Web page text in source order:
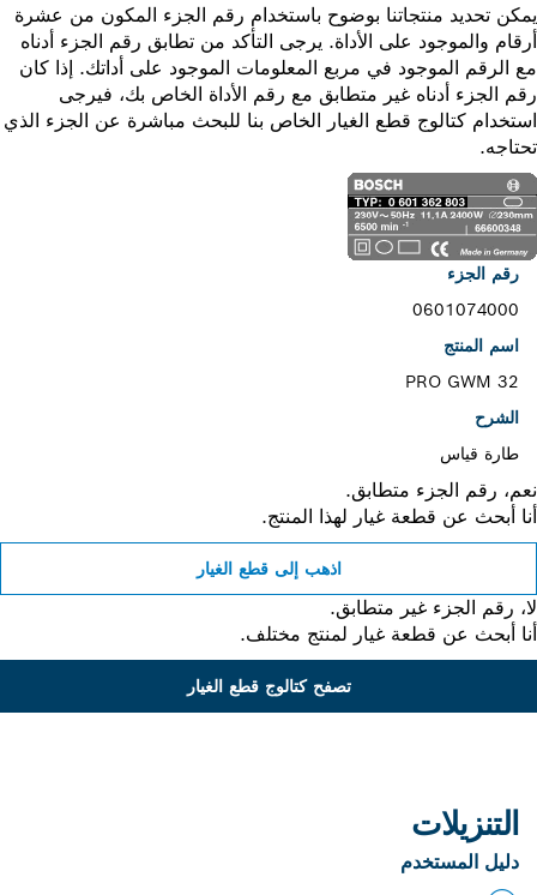
تحديد منتجاتنا بوضوح باستخدام رقم الجزء المكون من عشرة
والموجود على الأداة. يرجى التأكد من تطابق رقم الجزء أدناه
الرقم الموجود في مربع المعلومات الموجود على أداتك. إذا كان
الجزء أدناه غير متطابق مع رقم الأداة الخاص بك، فيرجى
كتالوج قطع الغيار الخاص بنا للبحث مباشرة عن الجزء الذي
رقم الجزء
0601074000
اسم المنتج
PRO GWM 32
الشرح
طارة قياس
رقم الجزء متطابق.
أبحث عن قطعة غيار لهذا المنتج.
اذهب إلى قطع الغيار
رقم الجزء غير متطابق.
أبحث عن قطعة غيار لمنتج مختلف.
تصفح كتالوج قطع الغيار
التنزيلات
دليل المستخدم